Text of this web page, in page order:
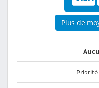
Plus de